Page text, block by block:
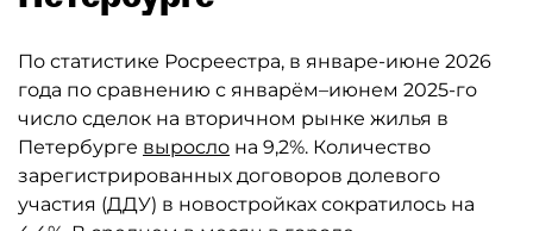
По статистике Росреестра, в январе-июне 2026
года по сравнению с январём–июнем 2025-го
число сделок на вторичном рынке жилья в
Петербурге выросло на 9,2%. Количество
зарегистрированных договоров долевого
участия (ДДУ) в новостройках сократилось на